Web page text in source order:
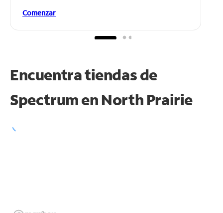
Comenzar
Encuentra tiendas de
Spectrum en North Prairie